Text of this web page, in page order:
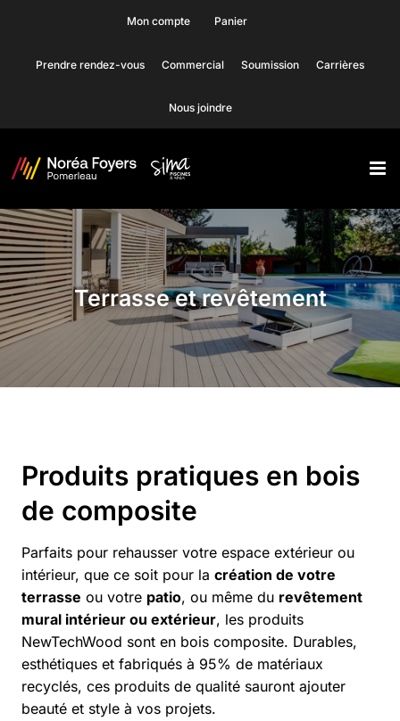
content
Mon compte Panier
Prendre rendez-vous Commercial Soumission Carrières
Nous joindre
Terrasse et revêtement
Produits pratiques en bois
de composite
Parfaits pour rehausser votre espace extérieur ou
intérieur, que ce soit pour la création de votre
terrasse ou votre patio, ou même du revêtement
mural intérieur ou extérieur, les produits
NewTechWood sont en bois composite. Durables,
esthétiques et fabriqués à 95% de matériaux
recyclés, ces produits de qualité sauront ajouter
beauté et style à vos projets.